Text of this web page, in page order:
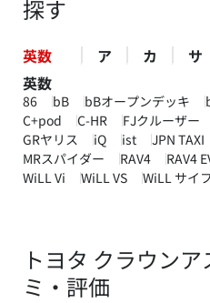
探す
英数 ア カ サ
英数
86 bB bBオープンデッキ
C+pod
C-HR FJクルーザー
GRヤリス
iQ ist JPN TAXI
MRスパイダー
RAV4 RAV4
WiLL Vi
WiLL VS WiLL サイ
トヨタ クラウン
ミ・評価